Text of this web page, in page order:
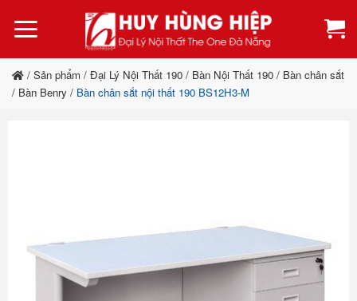
qua
dung
/ Sản phẩm / Đại Lý Nội Thất 190 / Bàn Nội Thất 190 / Bàn chân sắt
/ Bàn Benry / Bàn chân sắt nội thất 190 BS12H3-M